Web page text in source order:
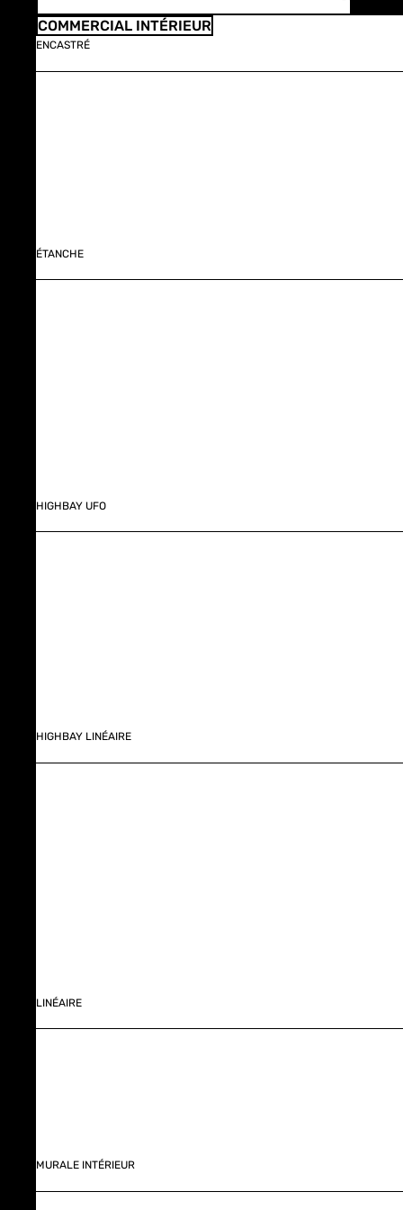
COMMERCIAL INTÉRIEUR
ENCASTRÉ
ÉTANCHE
HIGHBAY UFO
HIGHBAY LINÉAIRE
LINÉAIRE
MURALE INTÉRIEUR